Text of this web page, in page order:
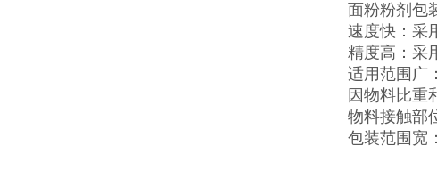
面粉粉剂包
速度快：采
精度高：采
适用范围广
因物料比重
物料接触部
包装范围宽